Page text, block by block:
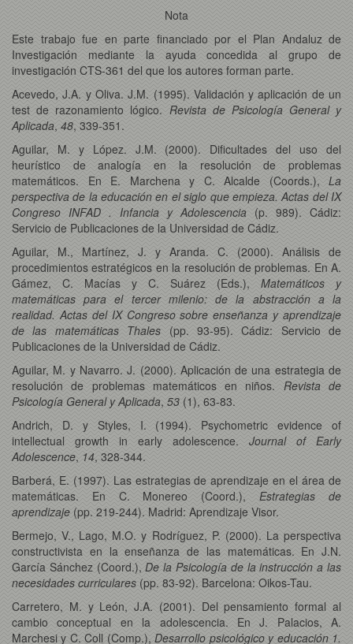
Nota
Este trabajo fue en parte financiado por el Plan Andaluz de
Investigación mediante la ayuda concedida al grupo de
investigación CTS-361 del que los autores forman parte.
Acevedo, J.A. y Oliva. J.M. (1995). Validación y aplicación de un
test de razonamiento lógico. Revista de Psicología General y
Aplicada, 48, 339-351.
Aguilar, M. y López. J.M. (2000). Dificultades del uso del
heurístico de analogía en la resolución de problemas
matemáticos. En E. Marchena y C. Alcalde (Coords.), La
perspectiva de la educación en el siglo que empieza. Actas del IX
Congreso INFAD . Infancia y Adolescencia (p. 989). Cádiz:
Servicio de Publicaciones de la Universidad de Cádiz.
Aguilar, M., Martínez, J. y Aranda. C. (2000). Análisis de
procedimientos estratégicos en la resolución de problemas. En A.
Gámez, C. Macías y C. Suárez (Eds.), Matemáticos y
matemáticas para el tercer milenio: de la abstracción a la
realidad. Actas del IX Congreso sobre enseñanza y aprendizaje
de las matemáticas Thales (pp. 93-95). Cádiz: Servicio de
Publicaciones de la Universidad de Cádiz.
Aguilar, M. y Navarro. J. (2000). Aplicación de una estrategia de
resolución de problemas matemáticos en niños. Revista de
Psicología General y Aplicada, 53 (1), 63-83.
Andrich, D. y Styles, I. (1994). Psychometric evidence of
intellectual growth in early adolescence. Journal of Early
Adolescence, 14, 328-344.
Barberá, E. (1997). Las estrategias de aprendizaje en el área de
matemáticas. En C. Monereo (Coord.), Estrategias de
aprendizaje (pp. 219-244). Madrid: Aprendizaje Visor.
Bermejo, V., Lago, M.O. y Rodríguez, P. (2000). La perspectiva
constructivista en la enseñanza de las matemáticas. En J.N.
García Sánchez (Coord.), De la Psicología de la instrucción a las
necesidades curriculares (pp. 83-92). Barcelona: Oikos-Tau.
Carretero, M. y León, J.A. (2001). Del pensamiento formal al
cambio conceptual en la adolescencia. En J. Palacios, A.
Marchesi y C. Coll (Comp.),Desarrollo psicológico y educación 1.